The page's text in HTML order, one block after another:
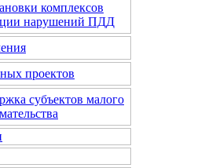
комплексов
нарушений ПДД
проектов
субъектов малого